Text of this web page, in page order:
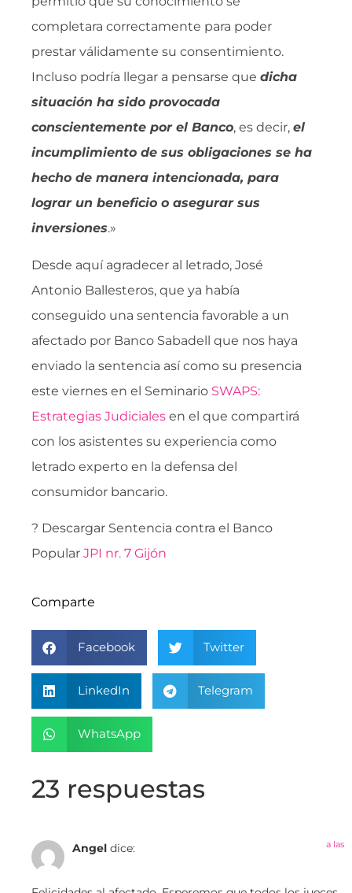
completara correctamente para poder
prestar válidamente su consentimiento.
Incluso podría llegar a pensarse que dicha
situación ha sido provocada
conscientemente por el Banco, es decir, el
incumplimiento de sus obligaciones se ha
hecho de manera intencionada, para
lograr un beneficio o asegurar sus
inversiones.»
Desde aquí agradecer al letrado, José
Antonio Ballesteros, que ya había
conseguido una sentencia favorable a un
afectado por Banco Sabadell que nos haya
enviado la sentencia así como su presencia
este viernes en el Seminario SWAPS:
Estrategias Judiciales en el que compartirá
con los asistentes su experiencia como
letrado experto en la defensa del
consumidor bancario.
? Descargar Sentencia contra el Banco
Popular JPI nr. 7 Gijón
Comparte
Facebook Twitter
LinkedIn Telegram
WhatsApp
23 respuestas
Angel dice: a las